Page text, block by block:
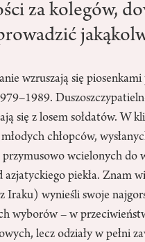
za kolegów,
wzruszają się
się z losem sołdatów. W
chłopców,
wcielonych do
piekła. Znam
Iraku) wynieśli swoje
wyborów – w
lecz odziały w pełni